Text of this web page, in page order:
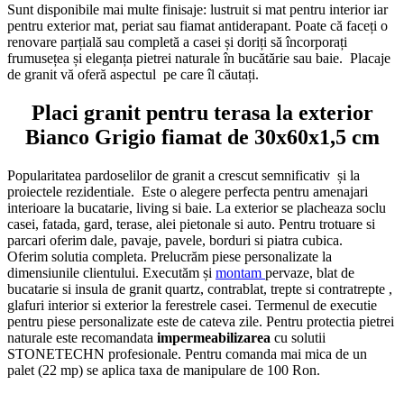
Sunt disponibile mai multe finisaje: lustruit si mat pentru interior iar
pentru exterior mat, periat sau fiamat antiderapant. Poate că faceți o
renovare parțială sau completă a casei și doriți să încorporați
frumusețea și eleganța pietrei naturale în bucătărie sau baie. Placaje
de granit vă oferă aspectul pe care îl căutați.
Placi granit pentru terasa la exterior
Bianco Grigio fiamat de 30x60x1,5 cm
Popularitatea pardoselilor de granit a crescut semnificativ și la
proiectele rezidentiale. Este o alegere perfecta pentru amenajari
interioare la bucatarie, living si baie. La exterior se placheaza soclu
casei, fatada, gard, terase, alei pietonale si auto. Pentru trotuare si
parcari oferim dale, pavaje, pavele, borduri si piatra cubica.
Oferim solutia completa. Prelucrăm piese personalizate la
dimensiunile clientului. Executăm și montam pervaze, blat de
bucatarie si insula de granit quartz, contrablat, trepte si contratrepte ,
glafuri interior si exterior la ferestrele casei. Termenul de executie
pentru piese personalizate este de cateva zile. Pentru protectia pietrei
naturale este recomandata impermeabilizarea cu solutii
STONETECHN profesionale. Pentru comanda mai mica de un
palet (22 mp) se aplica taxa de manipulare de 100 Ron.